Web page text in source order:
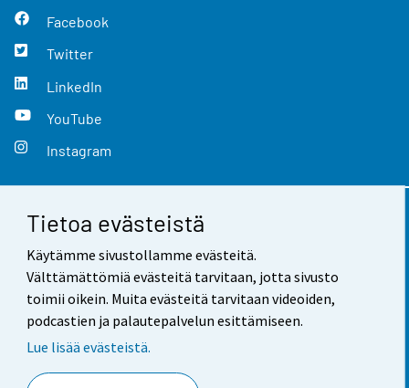
Tietoa evästeistä
Käytämme sivustollamme evästeitä.
Välttämättömiä evästeitä tarvitaan, jotta sivusto
toimii oikein. Muita evästeitä tarvitaan videoiden,
podcastien ja palautepalvelun esittämiseen.
Lue lisää evästeistä.
Facebook
Twitter
LinkedIn
YouTube
Instagram
Yhteystiedot
Palaute
Käyttöehdot
Saavutettavuus